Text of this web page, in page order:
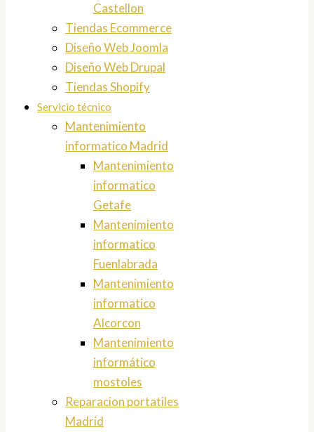
Castellon
Tiendas Ecommerce
Diseño Web Joomla
Diseño Web Drupal
Tiendas Shopify
Servicio técnico
Mantenimiento
informatico Madrid
Mantenimiento
informatico
Getafe
Mantenimiento
informatico
Fuenlabrada
Mantenimiento
informatico
Alcorcon
Mantenimiento
informático
mostoles
Reparacion portatiles
Madrid